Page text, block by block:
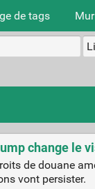
de tags
change le
de douane
vont persister.